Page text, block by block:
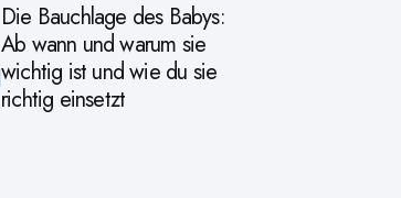
Die Bauchlage des Babys:
Ab wann und warum sie
wichtig ist und wie du sie
richtig einsetzt